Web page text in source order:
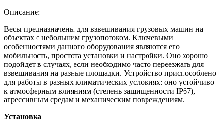
Описание:
Весы предназначены для взвешивания грузовых машин на
объектах с небольшим грузопотоком. Ключевыми
особенностями данного оборудования являются его
мобильность, простота установки и настройки. Оно хорошо
подойдет в случаях, если необходимо часто переезжать для
взвешивания на разные площадки. Устройство приспособлено
для работы в разных климатических условиях: оно устойчиво
к атмосферным влияниям (степень защищенности IP67),
агрессивным средам и механическим повреждениям.
Установка